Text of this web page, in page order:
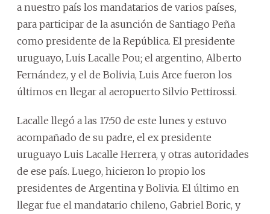
a nuestro país los mandatarios de varios países,
para participar de la asunción de Santiago Peña
como presidente de la República. El presidente
uruguayo, Luis Lacalle Pou; el argentino, Alberto
Fernández, y el de Bolivia, Luis Arce fueron los
últimos en llegar al aeropuerto Silvio Pettirossi.
Lacalle llegó a las 17:50 de este lunes y estuvo
acompañado de su padre, el ex presidente
uruguayo Luis Lacalle Herrera, y otras autoridades
de ese país. Luego, hicieron lo propio los
presidentes de Argentina y Bolivia. El último en
llegar fue el mandatario chileno, Gabriel Boric, y